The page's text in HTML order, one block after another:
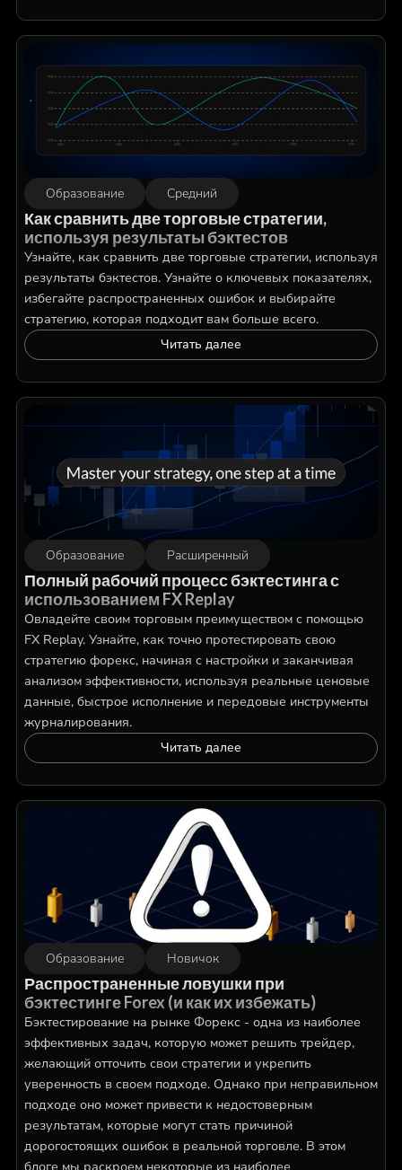
Образование Средний
Как сравнить две торговые стратегии,
используя результаты бэктестов
Узнайте, как сравнить две торговые стратегии, используя
результаты бэктестов. Узнайте о ключевых показателях,
избегайте распространенных ошибок и выбирайте
стратегию, которая подходит вам больше всего.
Читать далее
Образование Расширенный
Полный рабочий процесс бэктестинга с
использованием FX Replay
Овладейте своим торговым преимуществом с помощью
FX Replay. Узнайте, как точно протестировать свою
стратегию форекс, начиная с настройки и заканчивая
анализом эффективности, используя реальные ценовые
данные, быстрое исполнение и передовые инструменты
журналирования.
Читать далее
Образование Новичок
Распространенные ловушки при
бэктестинге Forex (и как их избежать)
Бэктестирование на рынке Форекс - одна из наиболее
эффективных задач, которую может решить трейдер,
желающий отточить свои стратегии и укрепить
уверенность в своем подходе. Однако при неправильном
подходе оно может привести к недостоверным
результатам, которые могут стать причиной
дорогостоящих ошибок в реальной торговле. В этом
блоге мы раскроем некоторые из наиболее